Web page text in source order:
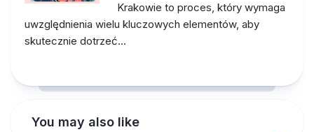
Krakowie to proces, który wymaga
uwzględnienia wielu kluczowych elementów, aby
skutecznie dotrzeć…
You may also like